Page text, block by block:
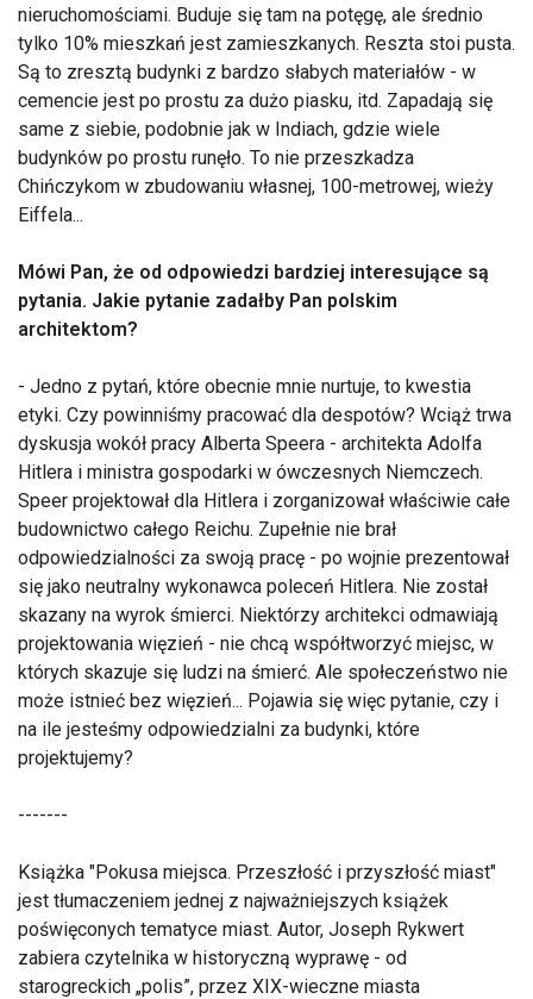
nieruchomościami. Buduje się tam na potęgę, ale średnio
tylko 10% mieszkań jest zamieszkanych. Reszta stoi pusta.
Są to zresztą budynki z bardzo słabych materiałów - w
cemencie jest po prostu za dużo piasku, itd. Zapadają się
same z siebie, podobnie jak w Indiach, gdzie wiele
budynków po prostu runęło. To nie przeszkadza
Chińczykom w zbudowaniu własnej, 100-metrowej, wieży
Eiffela...
Mówi Pan, że od odpowiedzi bardziej interesujące są
pytania. Jakie pytanie zadałby Pan polskim
architektom?
- Jedno z pytań, które obecnie mnie nurtuje, to kwestia
etyki. Czy powinniśmy pracować dla despotów? Wciąż trwa
dyskusja wokół pracy Alberta Speera - architekta Adolfa
Hitlera i ministra gospodarki w ówczesnych Niemczech.
Speer projektował dla Hitlera i zorganizował właściwie całe
budownictwo całego Reichu. Zupełnie nie brał
odpowiedzialności za swoją pracę - po wojnie prezentował
się jako neutralny wykonawca poleceń Hitlera. Nie został
skazany na wyrok śmierci. Niektórzy architekci odmawiają
projektowania więzień - nie chcą współtworzyć miejsc, w
których skazuje się ludzi na śmierć. Ale społeczeństwo nie
może istnieć bez więzień... Pojawia się więc pytanie, czy i
na ile jesteśmy odpowiedzialni za budynki, które
projektujemy?
-------
Książka "Pokusa miejsca. Przeszłość i przyszłość miast"
jest tłumaczeniem jednej z najważniejszych książek
poświęconych tematyce miast. Autor, Joseph Rykwert
zabiera czytelnika w historyczną wyprawę - od
starogreckich „polis”, przez XIX-wieczne miasta